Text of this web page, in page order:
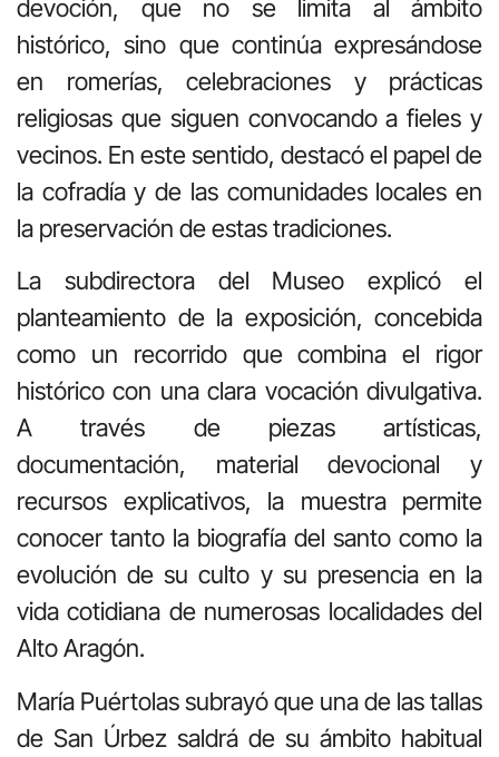
devoción, que no se limita al ámbito
histórico, sino que continúa expresándose
en romerías, celebraciones y prácticas
religiosas que siguen convocando a fieles y
vecinos. En este sentido, destacó el papel de
la cofradía y de las comunidades locales en
la preservación de estas tradiciones.
La subdirectora del Museo explicó el
planteamiento de la exposición, concebida
como un recorrido que combina el rigor
histórico con una clara vocación divulgativa.
A través de piezas artísticas,
documentación, material devocional y
recursos explicativos, la muestra permite
conocer tanto la biografía del santo como la
evolución de su culto y su presencia en la
vida cotidiana de numerosas localidades del
Alto Aragón.
María Puértolas subrayó que una de las tallas
de San Úrbez saldrá de su ámbito habitual